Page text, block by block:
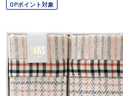
OPポイント対象